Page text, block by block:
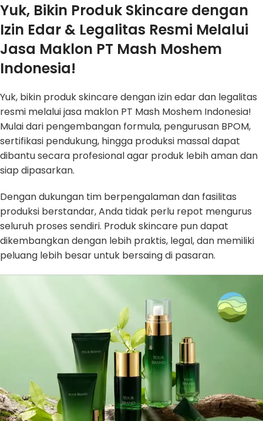
Yuk, Bikin Produk Skincare dengan
Izin Edar & Legalitas Resmi Melalui
Jasa Maklon PT Mash Moshem
Indonesia!
Yuk, bikin produk skincare dengan izin edar dan legalitas
resmi melalui jasa maklon PT Mash Moshem Indonesia!
Mulai dari pengembangan formula, pengurusan BPOM,
sertifikasi pendukung, hingga produksi massal dapat
dibantu secara profesional agar produk lebih aman dan
siap dipasarkan.
Dengan dukungan tim berpengalaman dan fasilitas
produksi berstandar, Anda tidak perlu repot mengurus
seluruh proses sendiri. Produk skincare pun dapat
dikembangkan dengan lebih praktis, legal, dan memiliki
peluang lebih besar untuk bersaing di pasaran.